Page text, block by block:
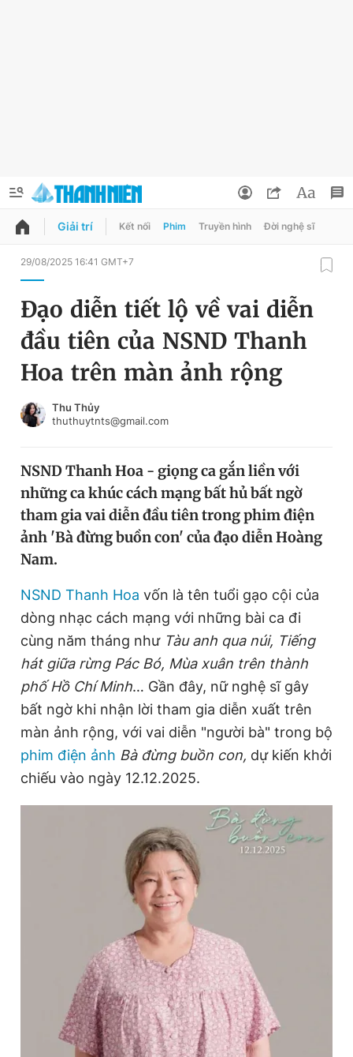
QUẢNG CÁO
Chuyên mục
Chuyên mục khác
Chào ngày mới
Video Magazine
Sản phẩm khác
Tiện ích Bạn cần biết
Thông tin tòa soạn Liên hệ quảng cáo
Đọc Thanh Niên trên điện thoại
Liên hệ quảng cáo
0908 780 404
Quảng cáo RSS Tòa soạn
Tổng biên tập: Nguyễn Ngọc Toàn
Phó tổng biên tập thường trực: Hải Thành
Phó tổng biên tập: Lâm Hiếu Dũng
Phó tổng biên tập: Trần Việt Hưng
Tổng thư ký tòa soạn: Đức Trung
Đổi mật khẩu
Tin đã lưu
Đăng xuất
Giải trí Kết nối Phim Truyền hình Đời nghệ sĩ
29/08/2025 16:41 GMT+7
Đạo diễn tiết lộ về vai diễn
đầu tiên của NSND Thanh
Hoa trên màn ảnh rộng
Thu Thủy
thuthuytnts@gmail.com
NSND Thanh Hoa - giọng ca gắn liền với
những ca khúc cách mạng bất hủ bất ngờ
tham gia vai diễn đầu tiên trong phim điện
ảnh 'Bà đừng buồn con' của đạo diễn Hoàng
Nam.
NSND Thanh Hoa vốn là tên tuổi gạo cội của
dòng nhạc cách mạng với những bài ca đi
cùng năm tháng như Tàu anh qua núi, Tiếng
hát giữa rừng Pác Bó, Mùa xuân trên thành
phố Hồ Chí Minh… Gần đây, nữ nghệ sĩ gây
bất ngờ khi nhận lời tham gia diễn xuất trên
màn ảnh rộng, với vai diễn "người bà" trong bộ
phim điện ảnh Bà đừng buồn con, dự kiến khởi
chiếu vào ngày 12.12.2025.